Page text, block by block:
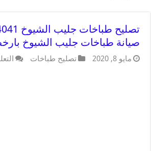
صيانة طباخات جليب الشيوخ
مايو 8, 2020 تصليح طباخات